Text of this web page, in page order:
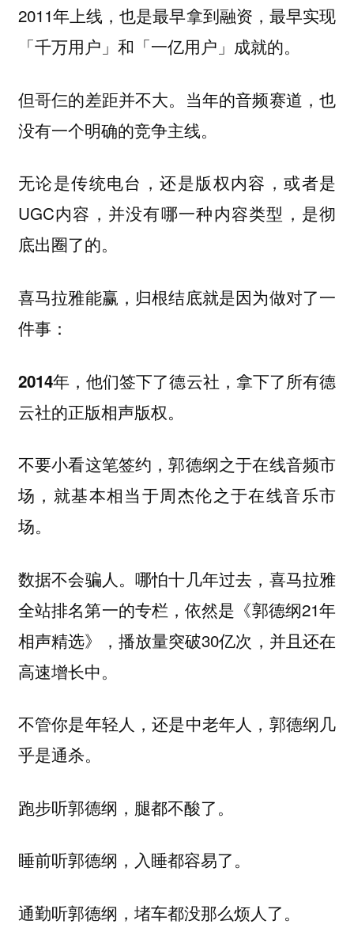
2011年上线，也是最早拿到融资，最早实现
「千万用户」和「一亿用户」成就的。
但哥仨的差距并不大。当年的音频赛道，也
没有一个明确的竞争主线。
无论是传统电台，还是版权内容，或者是
UGC内容，并没有哪一种内容类型，是彻
底出圈了的。
喜马拉雅能赢，归根结底就是因为做对了一
件事：
2014年，他们签下了德云社，拿下了所有德
云社的正版相声版权。
不要小看这笔签约，郭德纲之于在线音频市
场，就基本相当于周杰伦之于在线音乐市
场。
数据不会骗人。哪怕十几年过去，喜马拉雅
全站排名第一的专栏，依然是《郭德纲21年
相声精选》，播放量突破30亿次，并且还在
高速增长中。
不管你是年轻人，还是中老年人，郭德纲几
乎是通杀。
跑步听郭德纲，腿都不酸了。
睡前听郭德纲，入睡都容易了。
通勤听郭德纲，堵车都没那么烦人了。